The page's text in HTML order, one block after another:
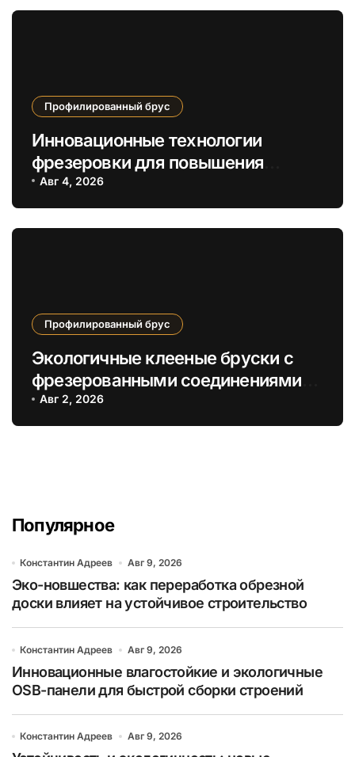
Профилированный брус
Инновационные технологии
фрезеровки для повышения
теплоизоляции профилированного
бруса
Авг 4, 2026
Профилированный брус
Экологичные клееные бруски с
фрезерованными соединениями
для энергоэффективных домов
Авг 2, 2026
Популярное
Константин Адреев Авг 9, 2026
Эко-новшества: как переработка обрезной
доски влияет на устойчивое строительство
Константин Адреев Авг 9, 2026
Инновационные влагостойкие и экологичные
OSB-панели для быстрой сборки строений
Константин Адреев Авг 9, 2026